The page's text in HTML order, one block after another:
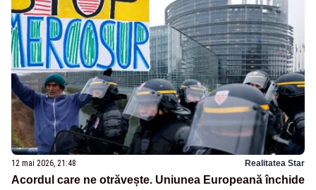
12 mai 2026, 21:48 Realitatea Star
Acordul care ne otrăvește. Uniunea Europeană închide